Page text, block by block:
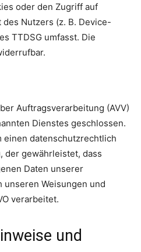
oder den Zugriff auf
Nutzers (z. B. Device-
TTDSG umfasst. Die
Auftragsverarbeitung (AVV)
Dienstes geschlossen.
einen datenschutzrechtlich
der gewährleistet, dass
Daten unserer
unseren Weisungen und
verarbeitet.
und